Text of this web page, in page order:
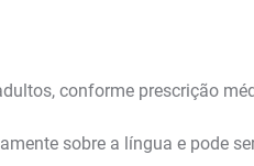
conforme prescrição
sobre a língua e pode